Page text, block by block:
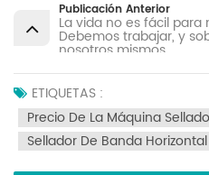
Publicación Anterior
La vida no es fácil
Debemos trabajar, y
nosotros mismos.
ETIQUETAS :
Precio De La Máquina
Sellador De Banda Horizontal